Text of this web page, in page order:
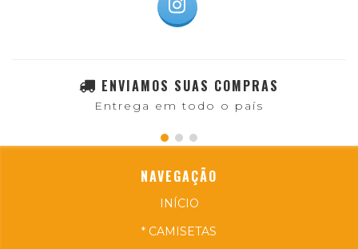
ENVIAMOS SUAS COMPRAS
Entrega em todo o país
NAVEGAÇÃO
INÍCIO
* CAMISETAS